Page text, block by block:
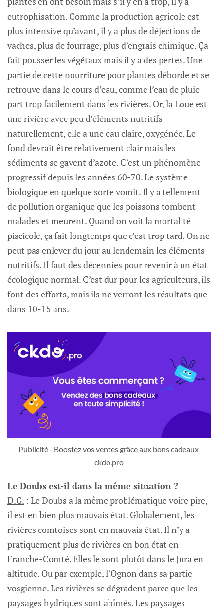
eutrophisation. Comme la production agricole est
plus intensive qu’avant, il y a plus de déjections de
vaches, plus de fourrage, plus d’engrais chimique. Ça
fait pousser les végétaux mais il y a des pertes. Une
partie de cette nourriture pour plantes déborde et se
retrouve dans le cours d’eau, comme l’eau de pluie
part trop facilement dans les rivières. Or, la Loue est
une rivière avec peu d’éléments nutritifs
naturellement, elle a une eau claire, oxygénée. Le
fond devrait être relativement clair mais les
sédiments se gavent d’azote. C’est un phénomène
progressif depuis les années 60-70. Le système
biologique en quelque sorte vomit. Il y a tellement
de pollution organique que les poissons tombent
malades et meurent. Quand on voit la mortalité
piscicole, ça fait longtemps que c’est trop tard. On ne
peut pas enlever du jour au lendemain les éléments
nutritifs. Il faut des décennies pour revenir à un état
écologique normal. C’est dur pour les agriculteurs, ils
font des efforts, mais ils ne verront les résultats que
dans 10-15 ans.
Publicité - Boostez vos ventes grâce aux bons cadeaux
ckdo.pro
Le Doubs est-il dans la même situation ?
D.G. : Le Doubs a la même problématique voire pire,
il est en bien plus mauvais état. Globalement, les
rivières comtoises sont en mauvais état. Il n’y a
pratiquement plus de rivières en bon état en
Franche-Comté. Elles le sont plutôt dans le Jura en
altitude. Ou par exemple, l’Ognon dans sa partie
vosgienne. Les rivières se dégradent parce que les
paysages hydriques sont abîmés. Les paysages